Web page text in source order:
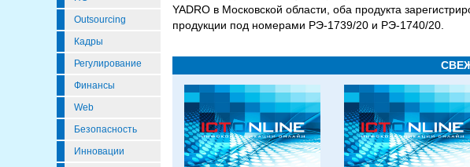
Outsourcing
Кадры
Регулирование
Финансы
Web
Безопасность
Инновации
YADRO в Московской области, оба продукта
продукции под номерами РЭ-1739/20 и РЭ-1740/20.